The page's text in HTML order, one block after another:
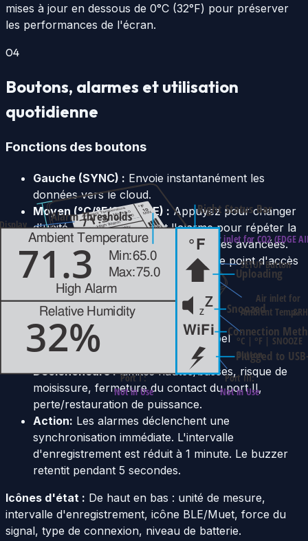
mises à jour en dessous de 0°C (32°F) pour préserver
les performances de l'écran.
04
Boutons, alarmes et utilisation
quotidienne
Fonctions des boutons
Gauche (SYNC) : Envoie instantanément les
données vers le cloud.
Moyen (°C/°F/SNOOZE) : Appuyez pour changer
d'unité. Appuyez pendant l'alarme pour répéter la
sonnerie. Attendez pour les métriques avancées.
Droite (CONFIGURATION) :
Active le point d'accès
WiFi pour la configuration.
Alarmes et notifications
Livraison: Email (gratuit), SMS, appel
téléphonique, bip sonore.
Déclencheurs : Limites hautes/basses, risque de
moisissure, fermeture du contact du port II,
perte/restauration de puissance.
Action: Les alarmes déclenchent une
synchronisation immédiate. L'intervalle
d'enregistrement est réduit à 1 minute. Le buzzer
retentit pendant 5 secondes.
Icônes d'état : De haut en bas : unité de mesure,
intervalle d'enregistrement, icône BLE/Muet, force du
signal, type de connexion, niveau de batterie.